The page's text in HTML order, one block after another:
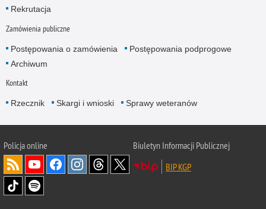
Rekrutacja
Zamówienia publiczne
Postępowania o zamówienia
Postępowania podprogowe
Archiwum
Kontakt
Rzecznik Skargi i wnioski Sprawy weteranów
Policjaonline
Biuletyn Informacji Publicznej
BIP KGP